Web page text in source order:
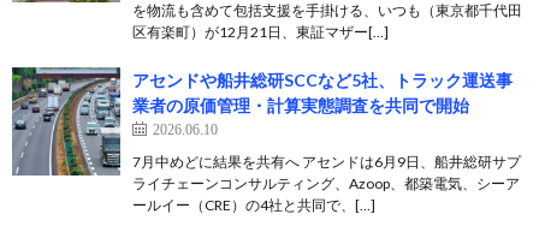
を物流も含めて包括支援を手掛ける、いつも（東京都千代田
区有楽町）が12月21日、東証マザー[…]
アセンドや船井総研SCCなど5社、トラック運送事
業者の原価管理・計算実態調査を共同で開始
2026.06.10
7月中めどに結果を共有へ アセンドは6月9日、船井総研サプ
ライチェーンコンサルティング、Azoop、都築電気、シーア
ールイー（CRE）の4社と共同で、[…]